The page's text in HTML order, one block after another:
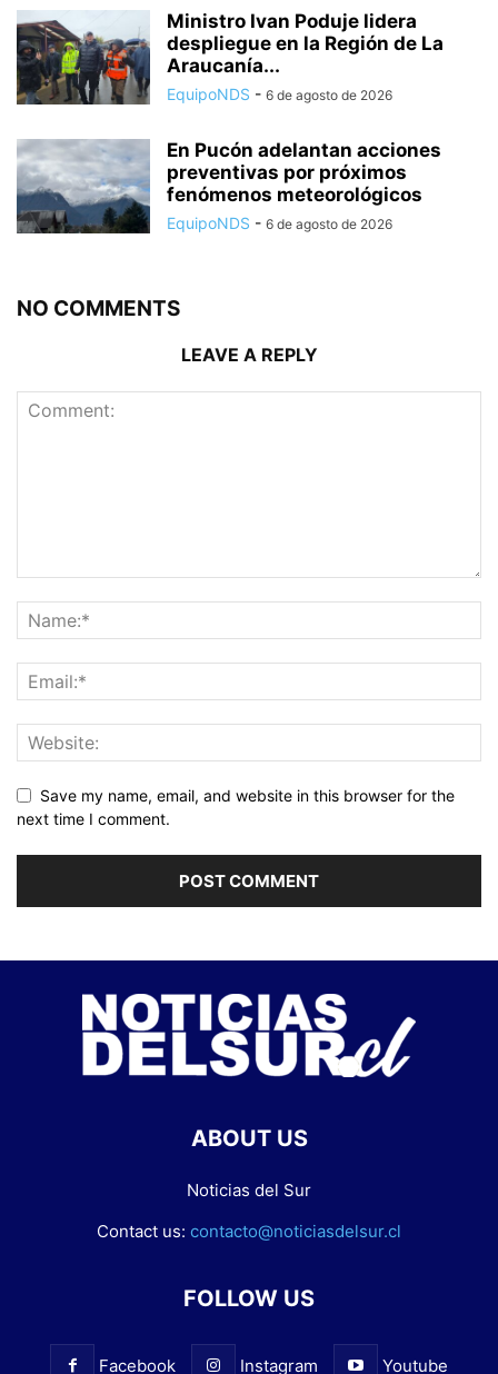
Ministro Ivan Poduje lidera
despliegue en la Región de La
Araucanía...
EquipoNDS - 6 de agosto de 2026
En Pucón adelantan acciones
preventivas por próximos
fenómenos meteorológicos
EquipoNDS - 6 de agosto de 2026
NO COMMENTS
LEAVE A REPLY
Save my name, email, and website in this browser for the
next time I comment.
ABOUT US
Noticias del Sur
Contact us: contacto@noticiasdelsur.cl
FOLLOW US
Facebook Instagram Youtube